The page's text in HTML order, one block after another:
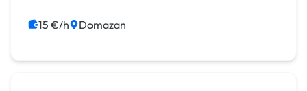
15 €/h Domazan